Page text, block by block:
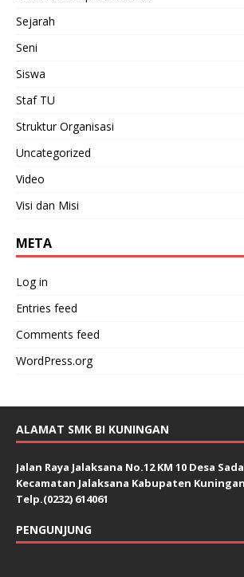
Sejarah
Seni
Siswa
Staf TU
Struktur Organisasi
Uncategorized
Video
Visi dan Misi
META
Log in
Entries feed
Comments feed
WordPress.org
ALAMAT SMK BI KUNINGAN
Jalan Raya Jalaksana No.12 KM 10 Desa
Kecamatan Jalaksana Kabupaten Kuningan
Telp.(0232) 614061
PENGUNJUNG